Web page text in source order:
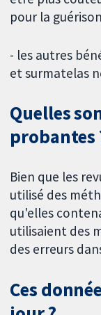
pour la
- les autres
et surmatelas
Quelles
probantes
Bien que les
utilisé des
qu'elles
utilisaient des
des erreurs
Ces